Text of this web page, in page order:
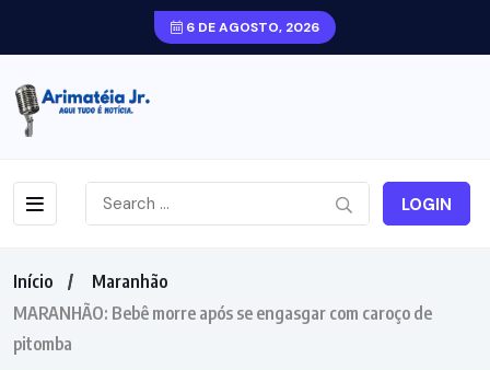
6 DE AGOSTO, 2026
LOGIN
Início
Maranhão
MARANHÃO: Bebê morre após se engasgar com caroço de
pitomba